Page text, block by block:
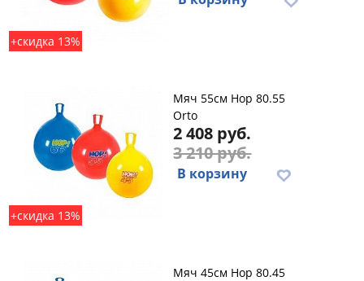
+скидка 13%
+скидка 13%
Мяч 55см Hop 80.55
Orto
2 408 руб.
3 210 руб.
В корзину
Мяч 45см Hop 80.45